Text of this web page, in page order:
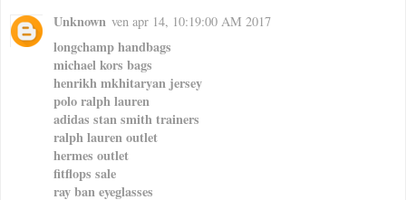
Unknown ven apr 14, 10:19:00 AM 2017
longchamp handbags
michael kors bags
henrikh mkhitaryan jersey
polo ralph lauren
adidas stan smith trainers
ralph lauren outlet
hermes outlet
fitflops sale
ray ban eyeglasses